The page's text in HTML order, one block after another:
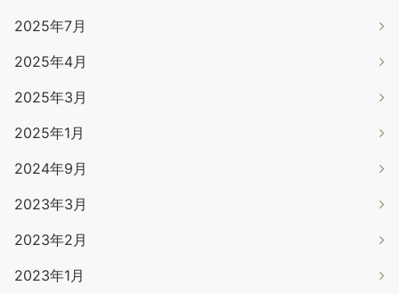
2025年7月
2025年4月
2025年3月
2025年1月
2024年9月
2023年3月
2023年2月
2023年1月